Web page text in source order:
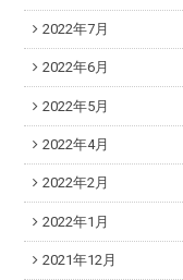
2022年7月
2022年6月
2022年5月
2022年4月
2022年2月
2022年1月
2021年12月